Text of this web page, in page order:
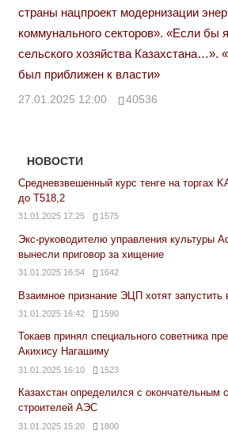
страны нацпроект модернизации
коммунального секторов». «Если бы
сельского хозяйства Казахстана…».
был приближен к власти»
27.01.2025 12:00 40536
НОВОСТИ
Средневзвешенный курс тенге на торгах
до Т518,2
31.01.2025 17:25 1575
Экс-руководителю управления культуры
вынесли приговор за хищение
31.01.2025 16:54 1642
Взаимное признание ЭЦП хотят
31.01.2025 16:42 1590
Токаев принял специального советника
Акихису Нагашиму
31.01.2025 16:10 1523
Казахстан определился с окончательным
строителей АЭС
31.01.2025 15:20 1800